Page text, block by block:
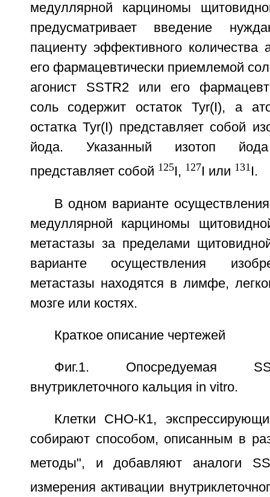
медуллярной карциномы
предусматривает введение
пациенту эффективного количества
его фармацевтически приемлемой
агонист SSTR2 или его
соль содержит остаток Tyr(I), а
остатка Tyr(I) представляет собой
йода. Указанный изотоп йода
представляет собой 125I, 127 I или 131 I.
В одном варианте осуществления
медуллярной карциномы
метастазы за пределами
варианте осуществления
метастазы находятся в лимфе,
мозге или костях.
Краткое описание чертежей
Фиг.1. Опосредуемая
внутриклеточного кальция in vitro.
Клетки СНО-К1,
собирают способом, описанным в
методы", и добавляют аналоги
измерения активации